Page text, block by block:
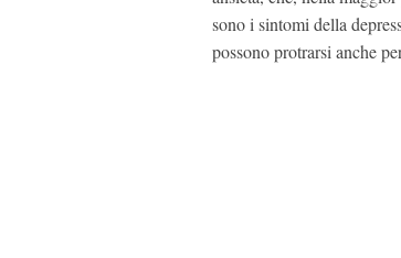
sono i sintomi della
possono protrarsi anche